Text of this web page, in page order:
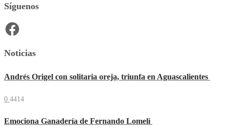
Síguenos
Facebook
Noticias
Andrés Origel con solitaria oreja, triunfa en Aguascalientes
0 4414
Emociona Ganadería de Fernando Lomelí